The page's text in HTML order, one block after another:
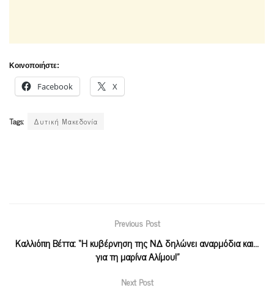
Κοινοποιήστε:
Facebook X
Tags: Δυτική Μακεδονία
Previous Post
Καλλιόπη Βέττα: “Η κυβέρνηση της ΝΔ δηλώνει αναρμόδια και…
για τη μαρίνα Αλίμου!”
Next Post